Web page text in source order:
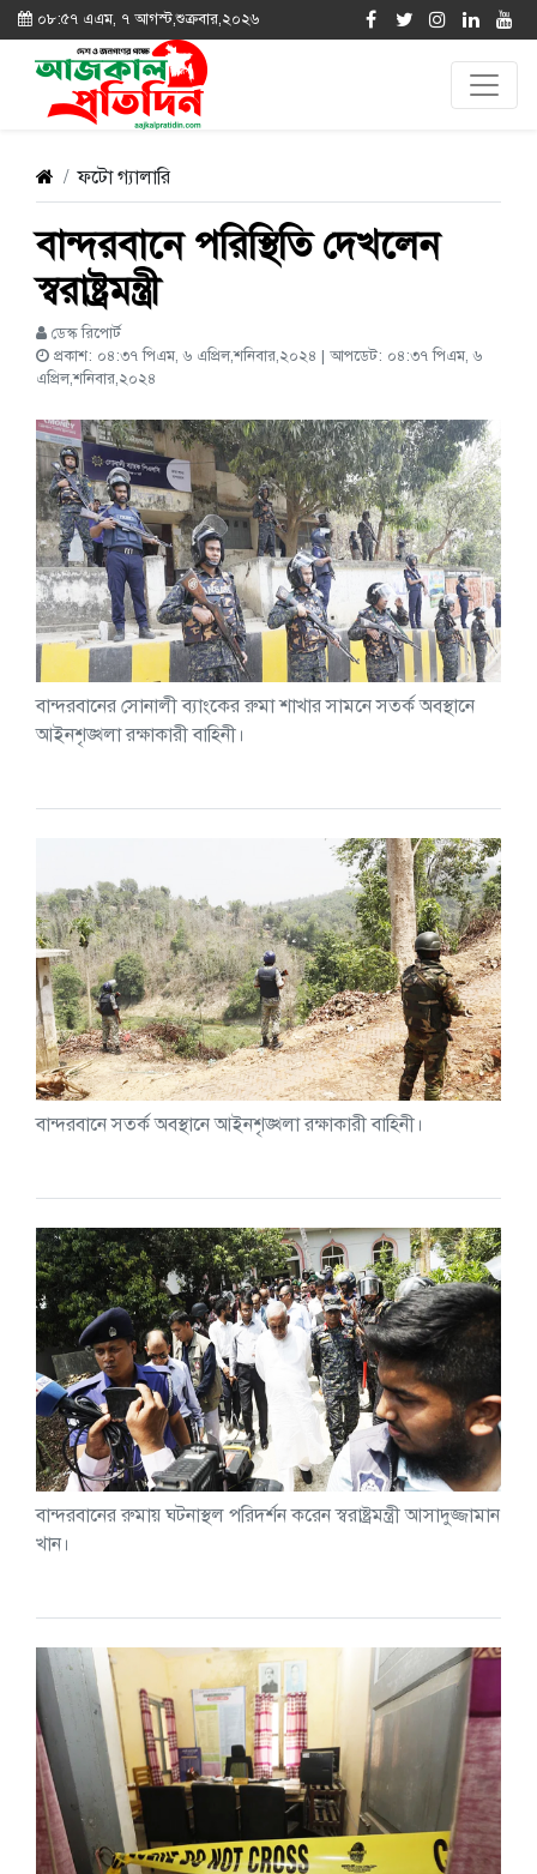
০৮:৫৭ এএম, ৭ আগস্ট,শুক্রবার,২০২৬
ফটো গ্যালারি
বান্দরবানে পরিস্থিতি দেখলেন
স্বরাষ্ট্রমন্ত্রী
ডেস্ক রিপোর্ট
প্রকাশ: ০৪:৩৭ পিএম, ৬ এপ্রিল,শনিবার,২০২৪ | আপডেট: ০৪:৩৭ পিএম, ৬
এপ্রিল,শনিবার,২০২৪
বান্দরবানের সোনালী ব্যাংকের রুমা শাখার সামনে সতর্ক অবস্থানে
আইনশৃঙ্খলা রক্ষাকারী বাহিনী।
বান্দরবানে সতর্ক অবস্থানে আইনশৃঙ্খলা রক্ষাকারী বাহিনী।
বান্দরবানের রুমায় ঘটনাস্থল পরিদর্শন করেন স্বরাষ্ট্রমন্ত্রী আসাদুজ্জামান
খান।